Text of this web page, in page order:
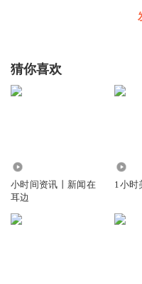
猜你喜欢
小时间资讯丨新闻在
耳边
1小时